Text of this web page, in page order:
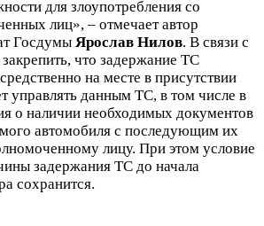
для злоупотребления со
лиц», – отмечает автор
Госдумы Ярослав Нилов. В связи с
что задержание ТС
на месте в присутствии
управлять данным ТС, в том числе в
о наличии необходимых документов
автомобиля с последующим их
лицу. При этом условие
задержания ТС до начала
сохранится.